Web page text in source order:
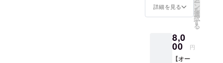
ファン
らため
てご連
絡いた
しま
杯！ グ
ランド
オープ
提供と
なりま
す（グ
ランド
詳細を見る ー
ン
を
選
択
す
る
8,0
00 円
【オー